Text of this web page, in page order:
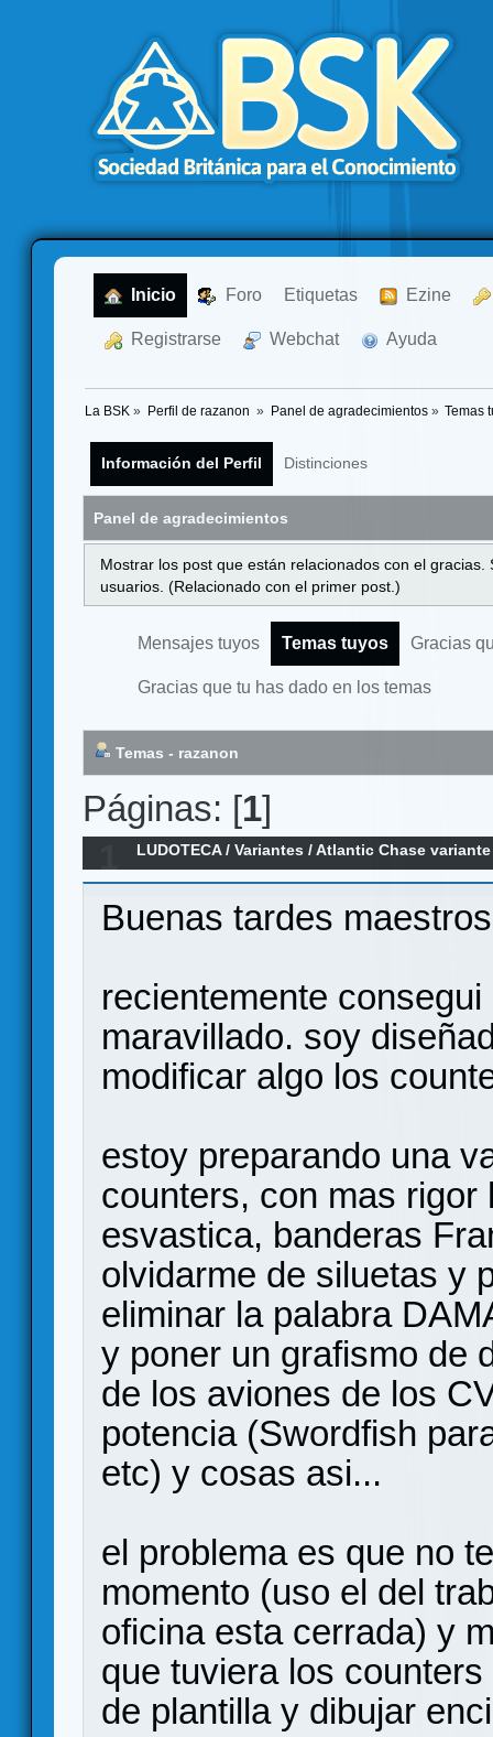
Inicio Foro Etiquetas Ezine
Registrarse Webchat Ayuda
La BSK » Perfil de razanon » Panel de agradecimientos» Temas
Información del Perfil Distinciones
Panel de agradecimientos
Mostrar los post que están relacionados con el
usuarios. (Relacionado con el primer post.)
Mensajes tuyos Temas tuyos Gracias
Gracias que tu has dado en los temas
Temas - razanon
Páginas: [1]
LUDOTECA/Variantes /Atlantic Chase
Buenas tardes
recientemente
maravillado. soy
modificar algo los
estoy preparando una
counters, con mas
esvastica, banderas
olvidarme de siluetas y
eliminar la palabra
y poner un grafismo de
de los aviones de los
potencia (Swordfish
etc) y cosas asi...
el problema es que no
momento (uso el del
oficina esta cerrada) y
que tuviera los
de plantilla y dibujar